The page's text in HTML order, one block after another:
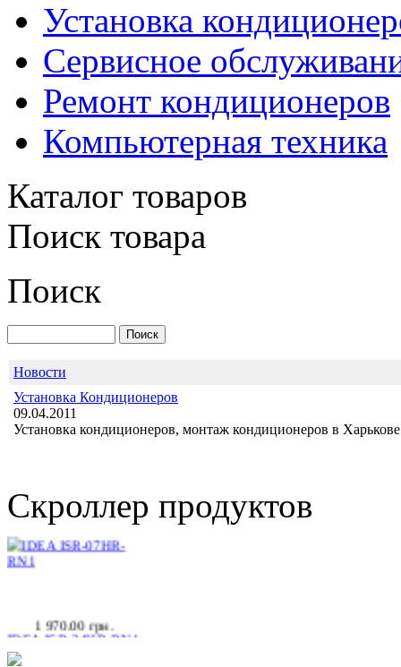
Установка
Сервисное
Ремонт кондиционеров
Компьютерная техника
Каталог товаров
Поиск товара
Поиск
Новости
Установка Кондиционеров
09.04.2011
Установка кондиционеров, монтаж кондиционеров в
Скроллер продуктов
DEKKER
Позвоните, чтобы
IDEA ISR-24HR-RN1